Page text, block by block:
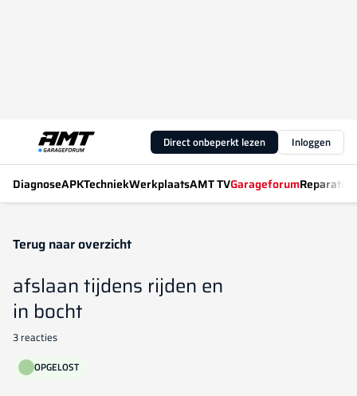
Direct onbeperkt lezen Inloggen
DiagnoseAPKTechniekWerkplaatsAMT TVGarageforum
Terug naar overzicht
afslaan tijdens rijden en
in bocht
3 reacties
OPGELOST